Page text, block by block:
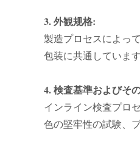
3. 外観规格:
製造プロセスによっ
包装に共通していま
4. 検査基準およびそ
インライン検査プロ
色の堅牢性の試験、